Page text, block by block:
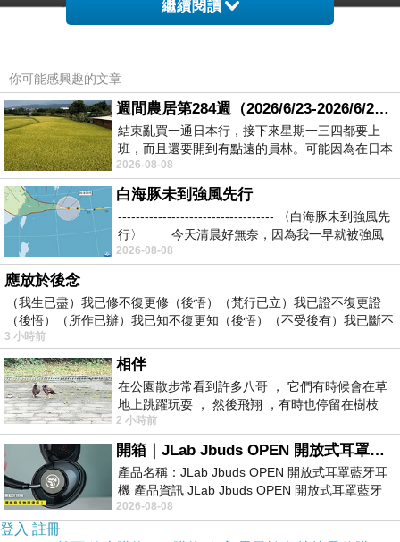
以前的記憶只停留在老街上。
每次約會那個無趣的哥哥都會請我到咖
啡廳喝飲料
打一下午的蜜月橋牌，
然後分手~~
雖然很無聊，
但在異地碰到同村的人總是感到很興奮
的
尤其是雙方媽媽是那麼好的朋友，
同一條船來到馬公，再到台灣
有意要來個親上加親，
搓合我們倆，
可惜沒緣
結果，
我調回台灣參加大漢演習就中斷了我們
之間的交流
在澎湖短暫的日子就在跟他無聊的約會
繼續閱讀
你可能感興趣的文章
週間農居第284週（2026/6/23-2026/6/24) 夏至 金黃稻浪洋溢豐收喜悅
結束亂買一通日本行，接下來星期一三四都要上
班，而且還要開到有點遠的員林。可能因為在日本
花不少錢，星期一出門上班時，心裡沒有一
2026-08-08
白海豚未到強風先行
----------------------------------- 〈白海豚未到強風先
行〉 今天清晨好無奈，因為我一早就被強風
2026-08-08
應放於後念
（我生已盡）我已修不復更修（後悟）（梵行已立）我已證不復更證
（後悟）（所作已辦）我已知不復更知（後悟）（不受後有）我已斷不
復
3 小時前
相伴
在公園散步常看到許多八哥 ， 它們有時候會在草
地上跳躍玩耍 ， 然後飛翔 ，有時也停留在樹枝
上，它們身軀是咖啡色的，鳥喙是黃色
2 小時前
開箱｜JLab Jbuds OPEN 開放式耳罩藍牙耳機 - 設計美學，輕巧、透氣、環境音全物理達成！
產品名稱：JLab Jbuds OPEN 開放式耳罩藍牙耳
機 產品資訊 JLab Jbuds OPEN 開放式耳罩藍牙
耳機評語：非常有特色，值得喜愛美型工
2026-08-08
登入 註冊